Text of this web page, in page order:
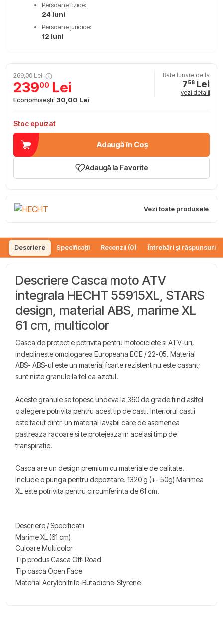
Persoane fizice:
24 luni
Persoane juridice:
12 luni
269,00 Lei
23900 Lei
Economisești: 30,00 Lei
Rate lunare de la
758 Lei
vezi detalii
Stoc epuizat
Adaugă în Coș
Adaugă la Favorite
Vezi toate produsele
Descriere Specificații Recenzii (0) Întrebări și răspunsuri
Descriere Casca moto ATV
integrala HECHT 55915XL, STARS
design, material ABS, marime XL
61 cm, multicolor
Casca de protectie potrivita pentru motociclete si ATV-uri,
indeplineste omologarea Europeana ECE / 22-05. Material
ABS- ABS-ul este un material foarte rezistent nu este casant;
sunt niste granule la fel ca azotul.
Aceste granule se topesc undeva la 360 de grade fiind astfel
o alegere potrivita pentru acest tip de casti. Interiorul castii
este facut dintr-un material lavabil care de asemenea
pastreaza racoare si te protejeaza in acelasi timp de
transpiratie.
Casca are un design premium cu materiale de calitate.
Include o punga pentru depozitare. 1320 g (+- 50g) Marimea
XL este potrivita pentru circumferinta de 61 cm.
Descriere / Specificatii
Marime XL (61 cm)
Culoare Multicolor
Tip produs Casca Off-Road
Tip casca Open Face
Material Acrylonitrile-Butadiene-Styrene